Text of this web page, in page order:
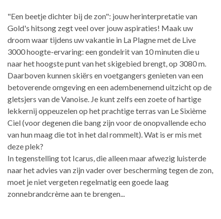
"Een beetje dichter bij de zon": jouw herinterpretatie van
Gold's hitsong zegt veel over jouw aspiraties! Maak uw
droom waar tijdens uw vakantie in La Plagne met de Live
3000 hoogte-ervaring: een gondelrit van 10 minuten die u
naar het hoogste punt van het skigebied brengt, op 3080 m.
Daarboven kunnen skiërs en voetgangers genieten van een
betoverende omgeving en een adembenemend uitzicht op de
gletsjers van de Vanoise. Je kunt zelfs een zoete of hartige
lekkernij oppeuzelen op het prachtige terras van Le Sixième
Ciel (voor degenen die bang zijn voor de onopvallende echo
van hun maag die tot in het dal rommelt). Wat is er mis met
deze plek?
In tegenstelling tot Icarus, die alleen maar afwezig luisterde
naar het advies van zijn vader over bescherming tegen de zon,
moet je niet vergeten regelmatig een goede laag
zonnebrandcrème aan te brengen...